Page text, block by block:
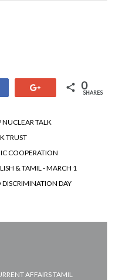
0
SHARES
TALK
TRUST
COOPERATION
& TAMIL - MARCH 1
DISCRIMINATION DAY
AFFAIRS TAMIL